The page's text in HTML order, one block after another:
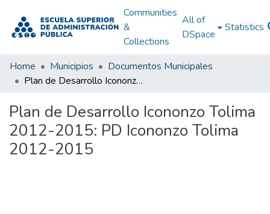
Communities
&
Collections
All of
DSpace
Statistics
Home Municipios
Documentos Municipales
Plan de Desarrollo Icononzo Tolima 2012-2015: PD Icononzo Tolima 2012-2015
Plan de Desarrollo Icononzo Tolima
2012-2015: PD Icononzo Tolima
2012-2015